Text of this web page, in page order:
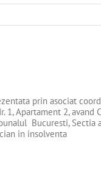
prin asociat
1, Apartament 2, avand
Bucuresti, Sectia
in insolventa